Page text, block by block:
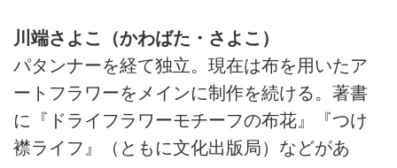
川端さよこ（かわばた・さよこ）
パタンナーを経て独立。現在は布を用いたア
ートフラワーをメインに制作を続ける。著書
に『ドライフラワーモチーフの布花』『つけ
襟ライフ』（ともに文化出版局）などがあ